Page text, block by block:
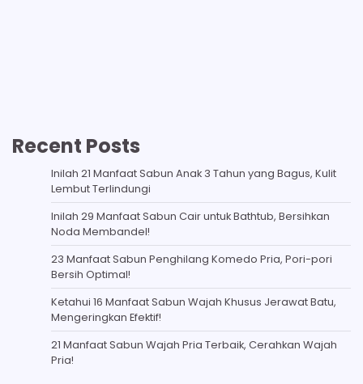
Recent Posts
Inilah 21 Manfaat Sabun Anak 3 Tahun yang Bagus, Kulit
Lembut Terlindungi
Inilah 29 Manfaat Sabun Cair untuk Bathtub, Bersihkan
Noda Membandel!
23 Manfaat Sabun Penghilang Komedo Pria, Pori-pori
Bersih Optimal!
Ketahui 16 Manfaat Sabun Wajah Khusus Jerawat Batu,
Mengeringkan Efektif!
21 Manfaat Sabun Wajah Pria Terbaik, Cerahkan Wajah
Pria!